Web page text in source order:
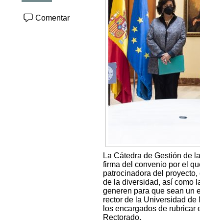
Comentar
La Cátedra de Gestión de
firma del convenio por el
patrocinadora del
de la diversidad, así como
generen para que sean un
rector de la Universidad
los encargados de
Rectorado.